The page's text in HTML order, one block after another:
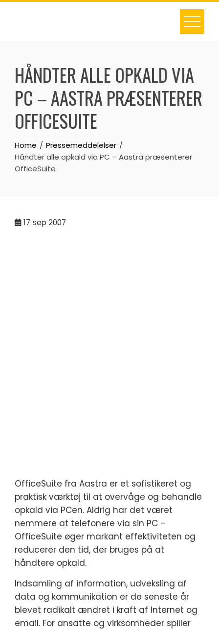
Skip
HÅNDTER ALLE OPKALD VIA
PC – AASTRA PRÆSENTERER
OFFICESUITE
Home
Pressemeddelelser
Håndter alle opkald via PC – Aastra præsenterer
OfficeSuite
17 sep 2007
OfficeSuite fra Aastra er et sofistikeret og
praktisk værktøj til at overvåge og behandle
opkald via PCen. Aldrig har det været
nemmere at telefonere via sin PC –
OfficeSuite øger markant effektiviteten og
reducerer den tid, der bruges på at
håndtere opkald.
Indsamling af information, udveksling af
data og kommunikation er de seneste år
blevet radikalt ændret i kraft af Internet og
email. For ansatte og virksomheder spiller